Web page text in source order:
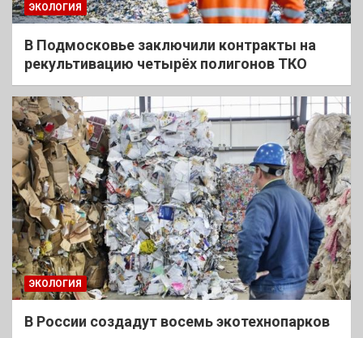
ЭКОЛОГИЯ
В Подмосковье заключили контракты на
рекультивацию четырёх полигонов ТКО
ЭКОЛОГИЯ
В России создадут восемь экотехнопарков